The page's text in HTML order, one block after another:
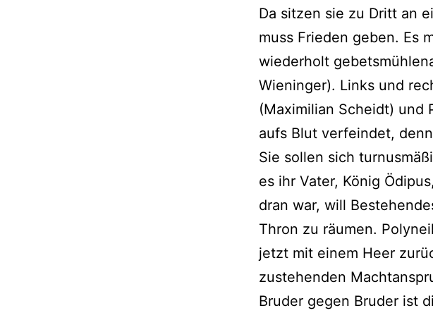
Da sitzen sie zu Dritt an
muss Frieden geben. Es
wiederholt
Wieninger). Links und
(Maximilian Scheidt) und
aufs Blut verfeindet,
Sie sollen sich
es ihr Vater, König
dran war, will
Thron zu räumen.
jetzt mit einem Heer
zustehenden
Bruder gegen Bruder ist